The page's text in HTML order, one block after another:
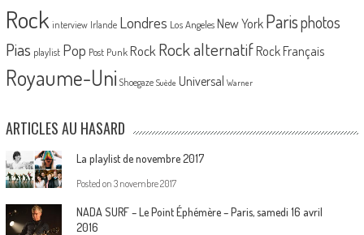
Rock interview Irlande Londres Los Angeles New York Parisphotos
Pias playlist Pop Post Punk Rock Rock alternatif Rock Français
Royaume-Uni Shoegaze Suède Universal Warner
ARTICLES AU HASARD
La playlist de novembre 2017
Posted on 3 novembre 2017
NADA SURF – Le Point Éphémère – Paris, samedi 16 avril
2016